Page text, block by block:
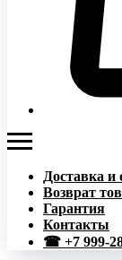
Доставка и
Возврат
Гарантия
Контакты
☎ +7 999-